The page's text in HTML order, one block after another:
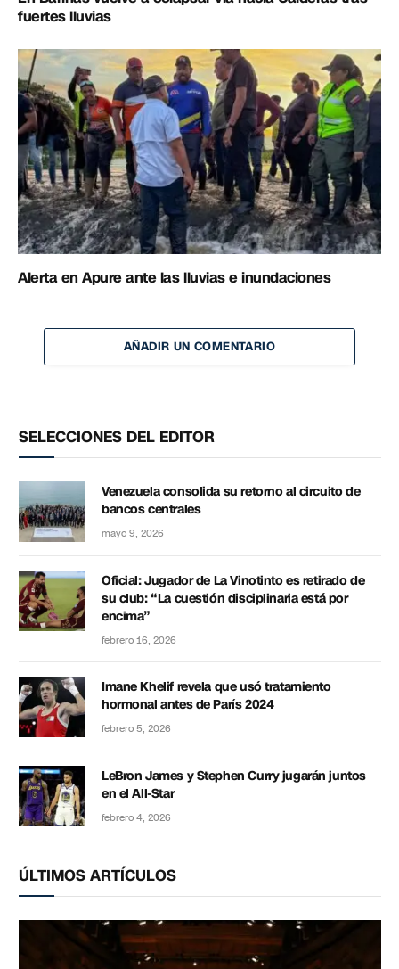
fuertes lluvias
Alerta en Apure ante las lluvias e inundaciones
AÑADIR UN COMENTARIO
SELECCIONES DEL EDITOR
Venezuela consolida su retorno al circuito de
bancos centrales
mayo 9, 2026
Oficial: Jugador de La Vinotinto es retirado de
su club: “La cuestión disciplinaria está por
encima”
febrero 16, 2026
Imane Khelif revela que usó tratamiento
hormonal antes de París 2024
febrero 5, 2026
LeBron James y Stephen Curry jugarán juntos
en el All-Star
febrero 4, 2026
ÚLTIMOS ARTÍCULOS